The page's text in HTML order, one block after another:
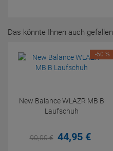
Das könnte Ihnen auch gefallen
New Balance WLAZR MB B
Laufschuh
90,00€ 44,95 €
-50 %